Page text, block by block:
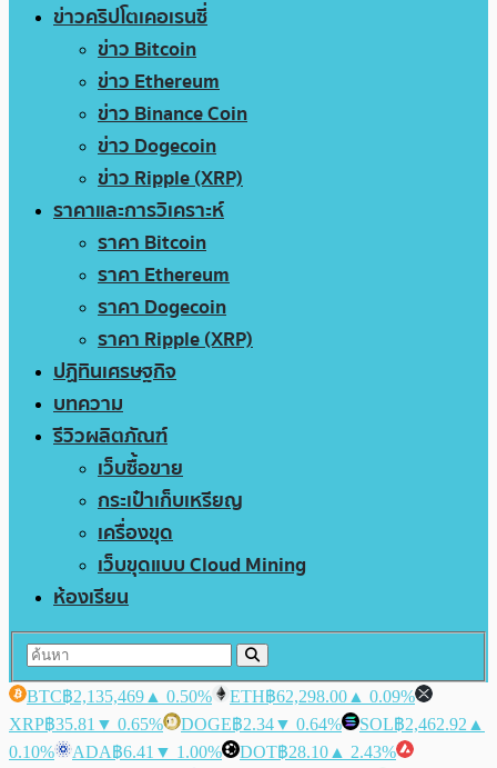
ข่าวคริปโตเคอเรนซี่
ข่าว Bitcoin
ข่าว Ethereum
ข่าว Binance Coin
ข่าว Dogecoin
ข่าว Ripple (XRP)
ราคาและการวิเคราะห์
ราคา Bitcoin
ราคา Ethereum
ราคา Dogecoin
ราคา Ripple (XRP)
ปฏิทินเศรษฐกิจ
บทความ
รีวิวผลิตภัณฑ์
เว็บซื้อขาย
กระเป๋าเก็บเหรียญ
เครื่องขุด
เว็บขุดแบบ Cloud Mining
ห้องเรียน
BTC฿2,135,469 ▲ 0.50% ETH฿62,298.00 ▲ 0.09%
XRP฿35.81 ▼ 0.65% DOGE฿2.34▼ 0.64% SOL฿2,462.92 ▲
0.10%
ADA฿6.41 ▼ 1.00% DOT฿28.10 ▲ 2.43%